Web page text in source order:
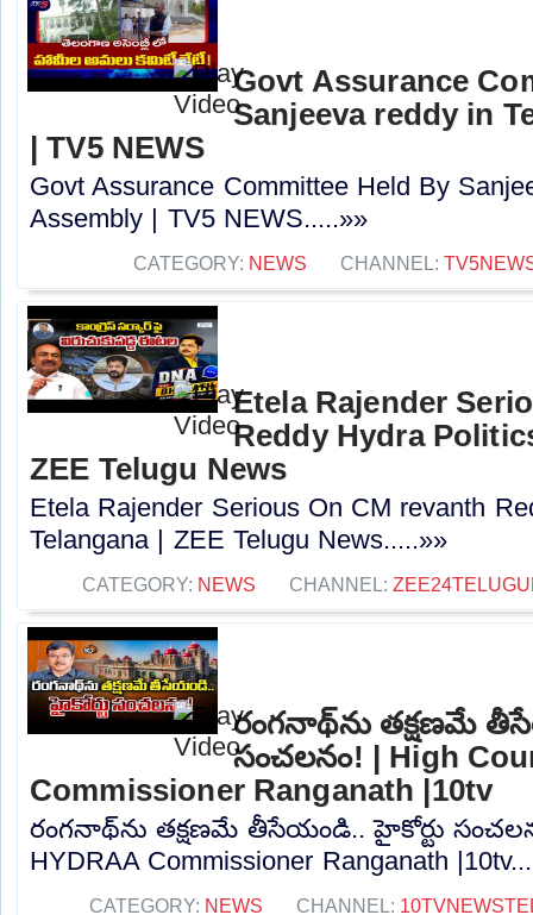
Govt Assurance
Sanjeeva reddy in
| TV5 NEWS
Govt Assurance Committee Held By
Assembly | TV5 NEWS.....»»
CATEGORY: NEWS CHANNEL:
Etela Rajender
Reddy Hydra
ZEE Telugu News
Etela Rajender Serious On CM revanth
Telangana | ZEE Telugu News.....»»
CATEGORY: NEWS CHANNEL:
రంగనాథ్‎ను తక్షణమే
సంచలనం! | High
Commissioner Ranganath |10tv
రంగనాథ్‎ను తక్షణమే తీసేయండి.. హై‎కోర్టు
HYDRAA Commissioner Ranganath
CATEGORY: NEWS CHANNEL: